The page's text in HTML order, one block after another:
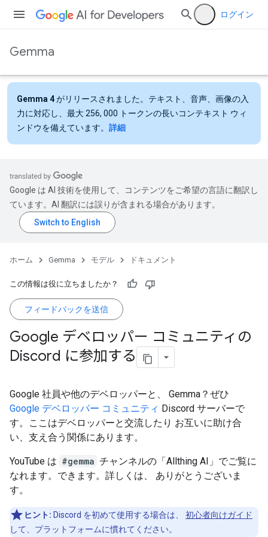
ログイン
Gemma
Gemma 4がリリースされました。テキスト、音声、画像の入
力に対応し、最大 256, 000 トークンの長いコンテキスト ウィ
ンドウを備えています。 詳細
Google は AI 技術を使用して、コンテンツをご希望の言語に翻訳し
ています。AI 翻訳には誤りが含まれる場合があります。
ホーム Gemma モデル ドキュメント
この情報は役に立ちましたか？
フィードバックを送信
Google デベロッパー コミュニティの
Discord に参加する
Google 社員や他のデベロッパーと、 Gemma？ぜひ
Google デベロッパー コミュニティ Discord サーバーで
す。ここはデベロッパーと交流したり お互いに助け合
い、支え合う関係にあります。
YouTube は #gemma チャンネルの「Allthing AI」でご覧に
なれます。できます。詳しくは、 ありがとうございま
す。
ヒント: Discord を初めて使用する場合は、 初心者向けガイド
して、プラットフォームに慣れてください。